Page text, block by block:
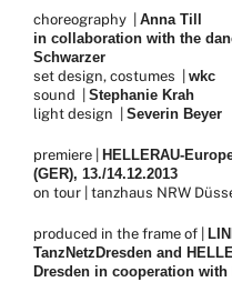
choreography | Anna Till
in collaboration with the
Schwarzer
set design, costumes | wkc
sound | Stephanie Krah
light design | Severin Beyer
premiere |
HELLERAU-
(GER), 13./14.12.2013
on tour | tanzhaus NRW
produced in the frame of |
TanzNetzDresden and
Dresden in cooperation